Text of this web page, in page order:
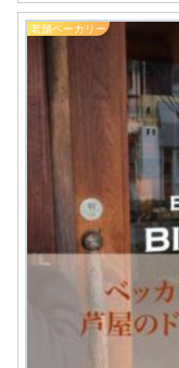
老舗ベーカリー